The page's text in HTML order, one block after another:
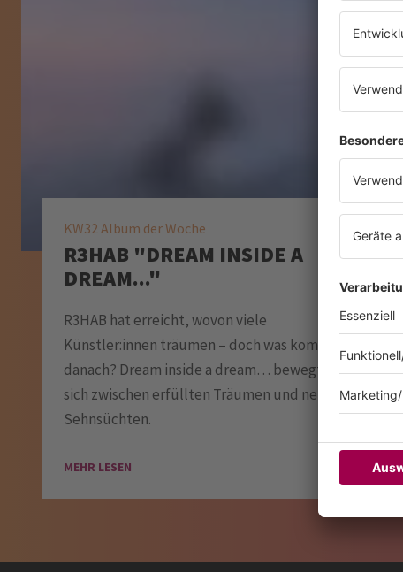
KW32 Album der Woche
R3HAB "DREAM INSIDE A
DREAM..."
R3HAB hat erreicht, wovon viele
Künstler:innen träumen – doch was kommt
danach? Dream inside a dream… bewegt
sich zwischen erfüllten Träumen und neuen
Sehnsüchten.
MEHR LESEN